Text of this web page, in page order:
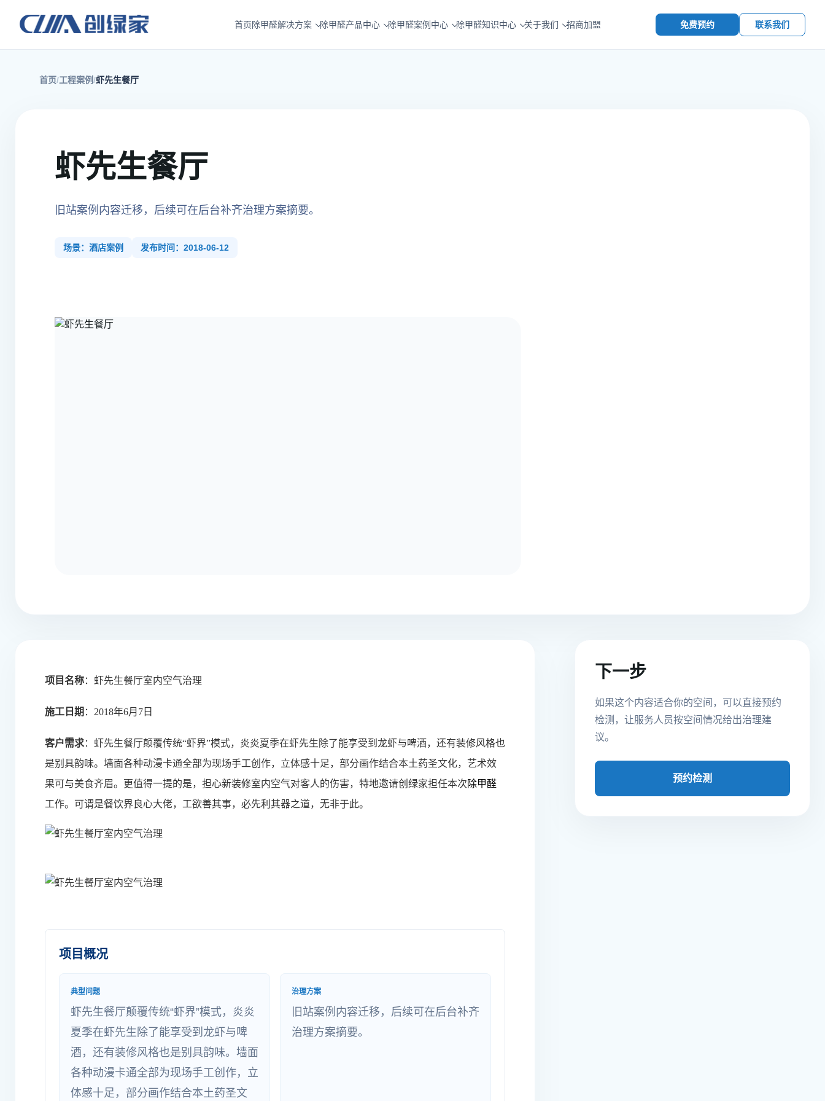
首页除甲醛解决方案 除甲醛产品中心 除甲醛案例中心 除甲醛知识中心 关于我们 招商加盟 免费预约 联系我们
首页 工程案例 虾先生餐厅
虾先生餐厅
旧站案例内容迁移，后续可在后台补齐治理方案摘要。
场景：酒店案例 发布时间：2018-06-12
项目名称：虾先生餐厅室内空气治理
施工日期 ：2018年6月7日
客户需求：虾先生餐厅颠覆传统“虾界”模式，炎炎夏季在虾先生除了能享受到龙虾与啤酒，还有装修风格也
是别具韵味。墙面各种动漫卡通全部为现场手工创作，立体感十足，部分画作结合本土药圣文化，艺术效
果可与美食齐眉。更值得一提的是，担心新装修室内空气对客人的伤害，特地邀请创绿家担任本次除甲醛
工作。可谓是餐饮界良心大佬，工欲善其事，必先利其器之道，无非于此。
项目概况
典型问题
虾先生餐厅颠覆传统“虾界”模式，炎炎
夏季在虾先生除了能享受到龙虾与啤
酒，还有装修风格也是别具韵味。墙面
各种动漫卡通全部为现场手工创作，立
体感十足，部分画作结合本土药圣文
治理方案
旧站案例内容迁移，后续可在后台补齐
治理方案摘要。
下一步
如果这个内容适合你的空间，可以直接预约
检测，让服务人员按空间情况给出治理建
议。
预约检测